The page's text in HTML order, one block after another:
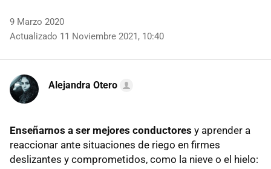
9 Marzo 2020
Actualizado 11 Noviembre 2021, 10:40
Alejandra Otero
Enseñarnos a ser mejores conductores y aprender a
reaccionar ante situaciones de riego en firmes
deslizantes y comprometidos, como la nieve o el hielo: